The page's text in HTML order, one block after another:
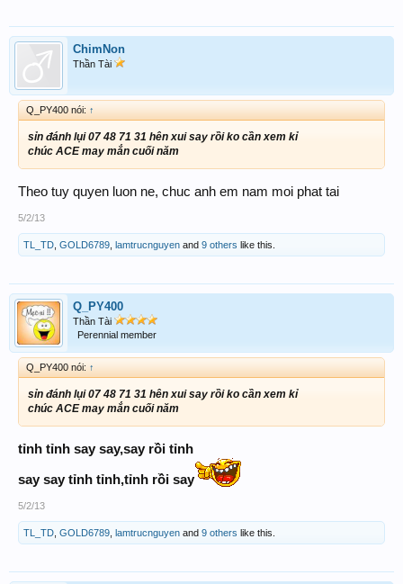
ChimNon
Thần Tài
Q_PY400 nói: ↑
sỉn đánh lụi 07 48 71 31 hên xui say rồi ko cần xem kỉ
chúc ACE may mắn cuối năm
Theo tuy quyen luon ne, chuc anh em nam moi phat tai
5/2/13
TL_TD GOLD6789 lamtrucnguyen and 9 others like this.
Q_PY400
Thần Tài
Perennial member
Q_PY400 nói: ↑
sỉn đánh lụi 07 48 71 31 hên xui say rồi ko cần xem kỉ
chúc ACE may mắn cuối năm
tỉnh tỉnh say say,say rồi tỉnh
say say tỉnh tỉnh,tỉnh rồi say
5/2/13
TL_TD GOLD6789 lamtrucnguyen and 9 others like this.